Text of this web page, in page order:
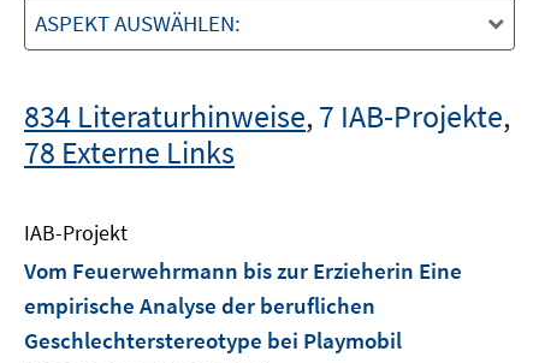
ASPEKT AUSWÄHLEN:
834 Literaturhinweise,7 IAB-Projekte,
78 Externe Links
IAB-Projekt
Vom Feuerwehrmann bis zur Erzieherin Eine
empirische Analyse der beruflichen
Geschlechterstereotype bei Playmobil